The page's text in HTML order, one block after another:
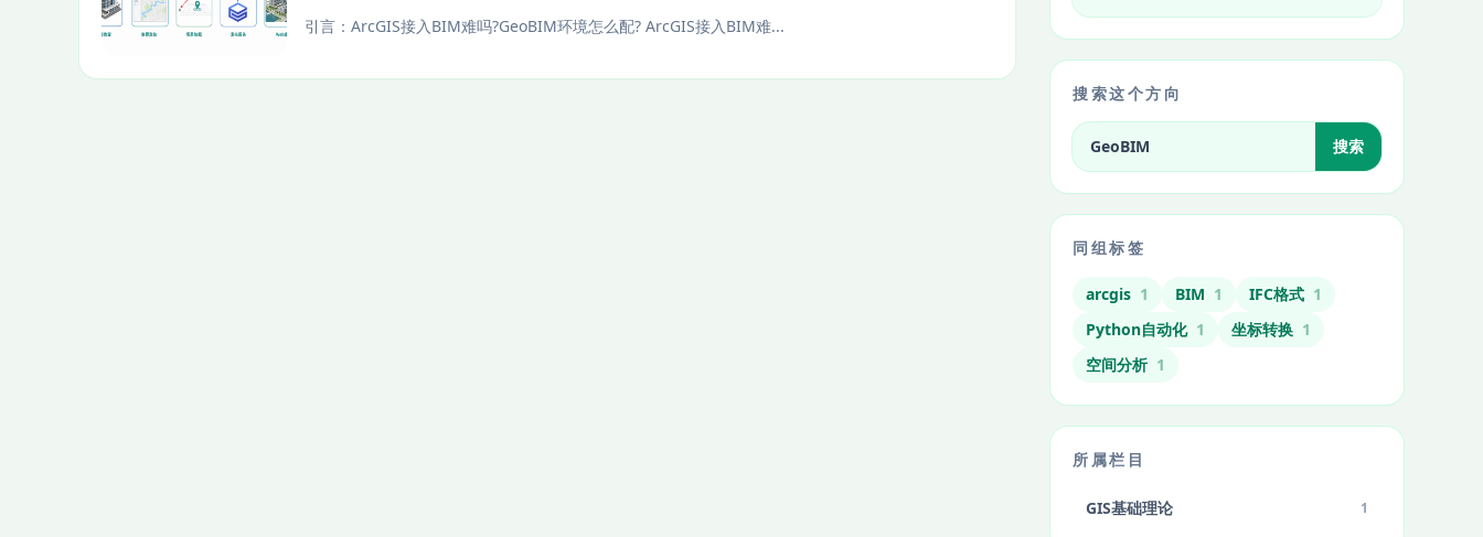
引言：ArcGIS接入BIM难吗?GeoBIM环境怎么配? ArcGIS接入BIM难...
搜索这个方向
搜索标签相关文章 搜索
同组标签
arcgis 1 BIM 1 IFC格式 1
Python自动化 1 坐标转换 1
空间分析 1
所属栏目
GIS基础理论 1